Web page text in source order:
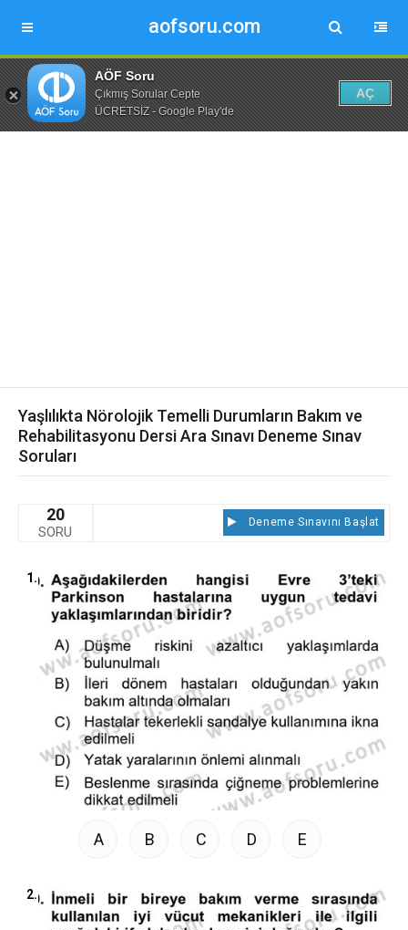
aofsoru.com
AÖF Soru
Çıkmış Sorular Cepte
ÜCRETSİZ - Google Play'de
AÇ
Yaşlılıkta Nörolojik Temelli Durumların Bakım ve
Rehabilitasyonu Dersi Ara Sınavı Deneme Sınav
Soruları
20
SORU
Deneme Sınavını Başlat
1.
A B C D E
2.